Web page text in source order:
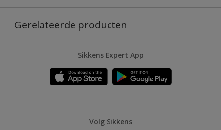
Gerelateerde producten
Sikkens Expert App
Volg Sikkens